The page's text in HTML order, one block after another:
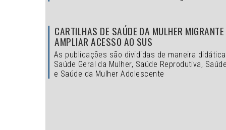
CARTILHAS DE SAÚDE DA MULHER
AMPLIAR ACESSO AO SUS
As publicações são divididas de maneira
Saúde Geral da Mulher, Saúde Reprodutiva,
e Saúde da Mulher Adolescente